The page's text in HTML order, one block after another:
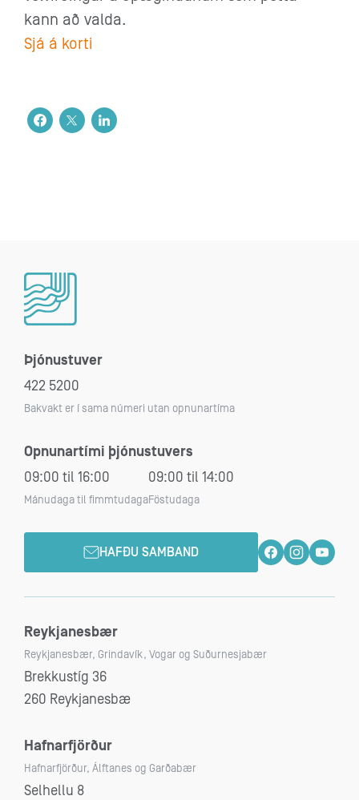
kann að valda.
Sjá á korti
Þjónustuver
422 5200
Bakvakt er í sama númeri utan opnunartíma
Opnunartími þjónustuvers
09:00 til 16:00
Mánudaga til fimmtudaga
09:00 til 14:00
Föstudaga
HAFÐU SAMBAND
Reykjanesbær
Reykjanesbær, Grindavík, Vogar og Suðurnesjabær
Brekkustíg 36
260 Reykjanesbæ
Hafnarfjörður
Hafnarfjörður, Álftanes og Garðabær
Selhellu 8